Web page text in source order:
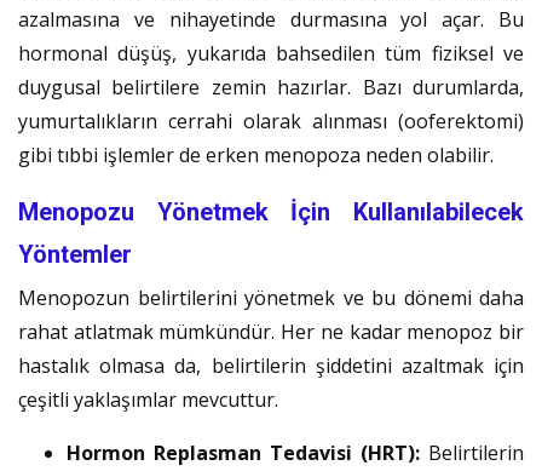
azalmasına ve nihayetinde durmasına yol açar. Bu
hormonal düşüş, yukarıda bahsedilen tüm fiziksel ve
duygusal belirtilere zemin hazırlar. Bazı durumlarda,
yumurtalıkların cerrahi olarak alınması (ooferektomi)
gibi tıbbi işlemler de erken menopoza neden olabilir.
Menopozu Yönetmek İçin Kullanılabilecek
Yöntemler
Menopozun belirtilerini yönetmek ve bu dönemi daha
rahat atlatmak mümkündür. Her ne kadar menopoz bir
hastalık olmasa da, belirtilerin şiddetini azaltmak için
çeşitli yaklaşımlar mevcuttur.
Hormon Replasman Tedavisi (HRT): Belirtilerin